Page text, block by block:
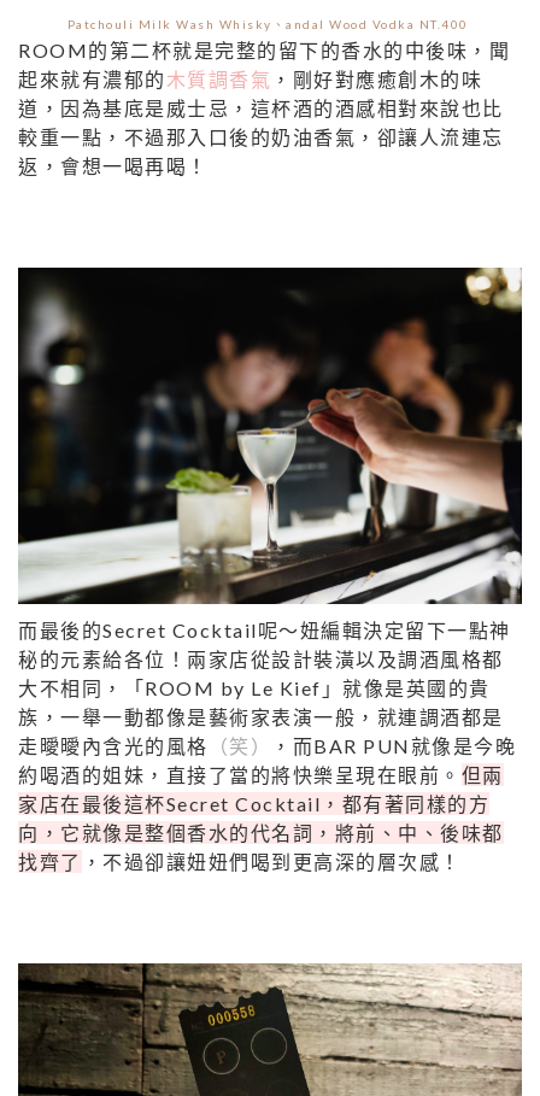
Patchouli Milk Wash Whisky、andal Wood Vodka NT.400
ROOM的第二杯就是完整的留下的香水的中後味，聞
起來就有濃郁的 木質調香氣 ，剛好對應癒創木的味
道，因為基底是威士忌，這杯酒的酒感相對來說也比
較重一點，不過那入口後的奶油香氣，卻讓人流連忘
返，會想一喝再喝！
而最後的Secret Cocktail呢～妞編輯決定留下一點神
秘的元素給各位！兩家店從設計裝潢以及調酒風格都
大不相同，「ROOM by Le Kief」就像是英國的貴
族，一舉一動都像是藝術家表演一般，就連調酒都是
走曖曖內含光的風格 （笑）
，而BAR PUN就像是今晚
約喝酒的姐妹，直接了當的將快樂呈現在眼前。 但兩
家店在最後這杯Secret Cocktail，都有著同樣的方
向，它就像是整個香水的代名詞，將前、中、後味都
找齊了 ，不過卻讓妞妞們喝到更高深的層次感！